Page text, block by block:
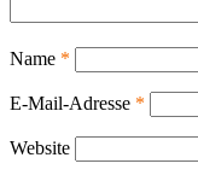
Name *
E-Mail-Adresse *
Website